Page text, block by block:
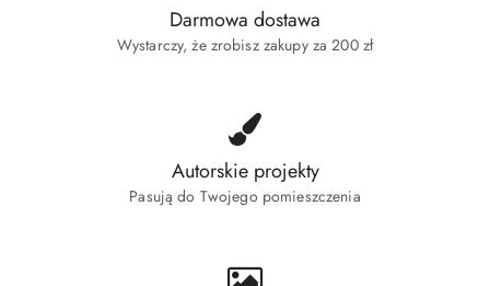
Darmowa dostawa
Wystarczy, że zrobisz zakupy za 200 zł
Autorskie projekty
Pasują do Twojego pomieszczenia